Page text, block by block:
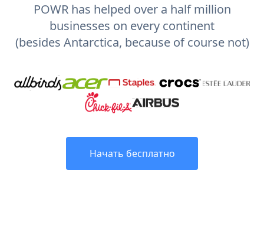
POWR has helped over a half million
businesses on every continent
(besides Antarctica, because of course not)
Начать бесплатно